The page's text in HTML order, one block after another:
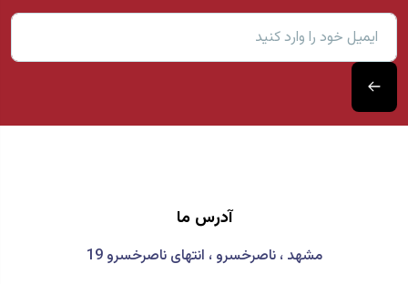
آدرس ما
مشهد ، ناصرخسرو ، انتهای ناصرخسرو 19